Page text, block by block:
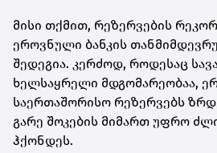
მისი თქმით, რეზერვების
ეროვნული ბანკის
შედეგია. კერძოდ, როდესაც
ხელსაყრელი მდგომარეობაა,
საერთაშორისო რეზერვებს
გარე შოკების მიმართ უფრო
ჰქონდეს.